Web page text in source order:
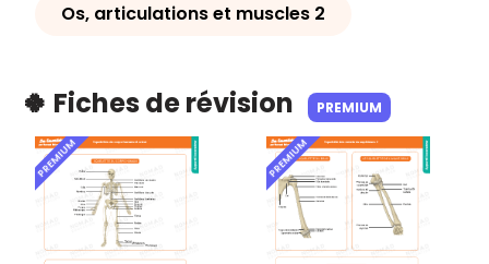
Os, articulations et muscles 2
🍀 Fiches de révision PREMIUM
PREMIUM PREMIUM